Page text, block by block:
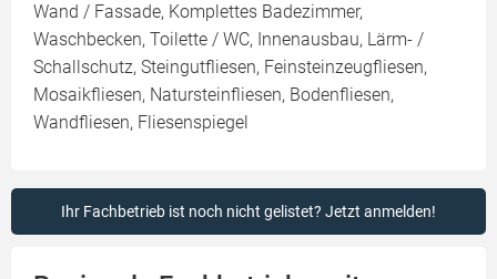
Wand / Fassade, Komplettes Badezimmer,
Waschbecken, Toilette / WC, Innenausbau, Lärm- /
Schallschutz, Steingutfliesen, Feinsteinzeugfliesen,
Mosaikfliesen, Natursteinfliesen, Bodenfliesen,
Wandfliesen, Fliesenspiegel
Ihr Fachbetrieb ist noch nicht gelistet? Jetzt anmelden!